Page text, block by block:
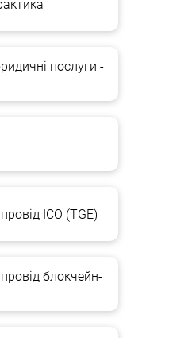
послуги -
ICO (TGE)
блокчейн-